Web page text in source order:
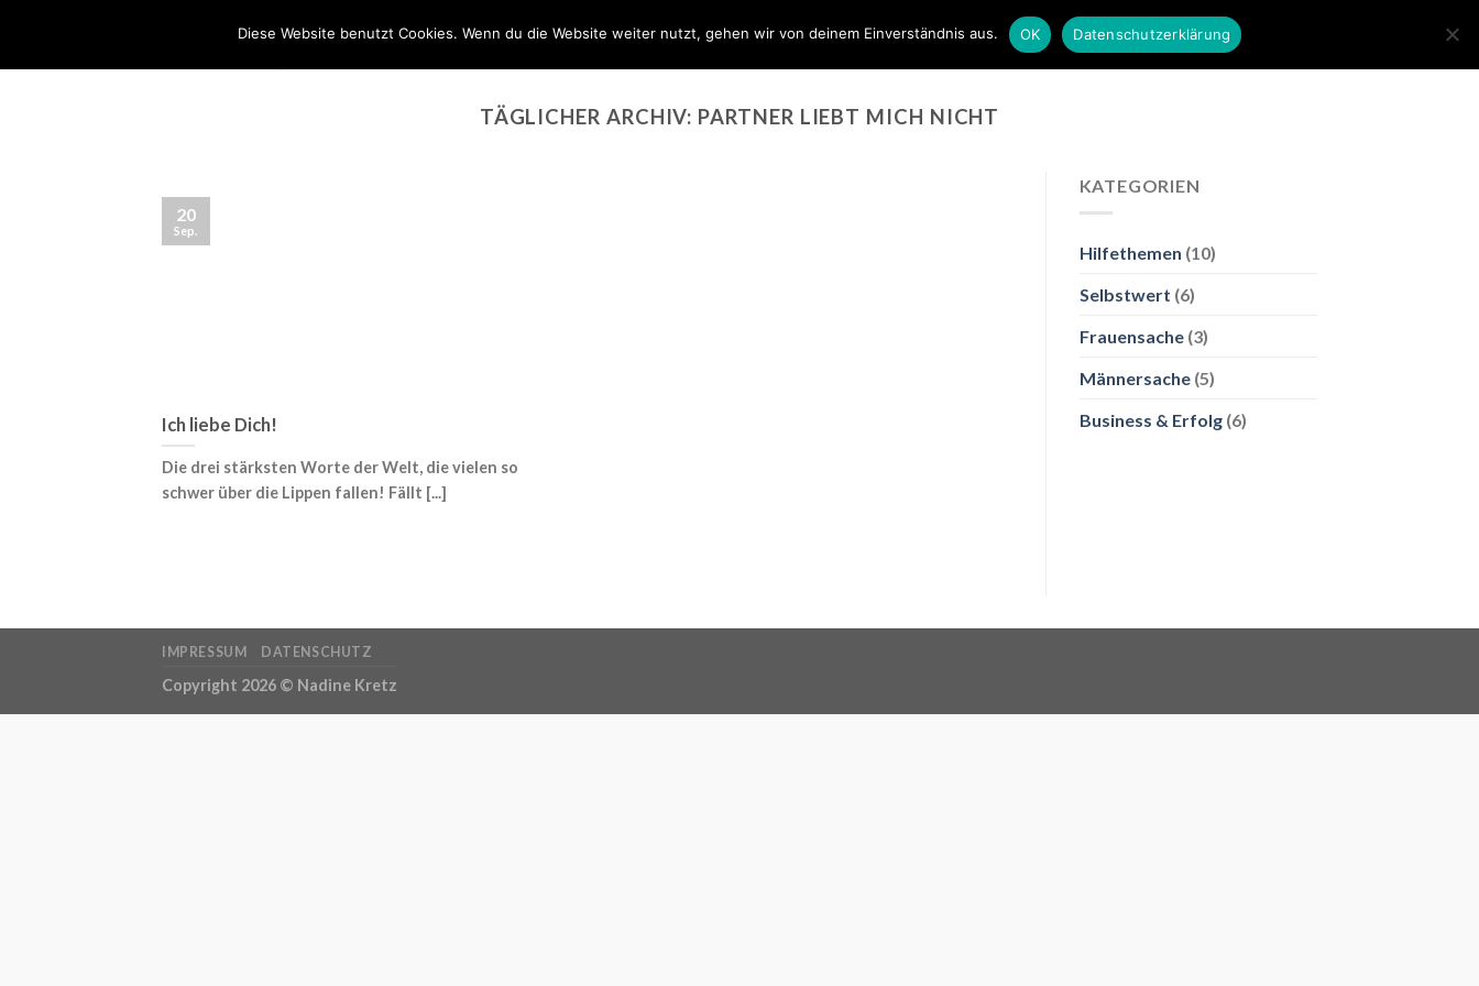
content
BERUFUNG BÜCHER BLOG SHOP TREFFPUNKT ÜBER MICH 🎁 GESCHENK
TÄGLICHER ARCHIV: PARTNER LIEBT MICH NICHT
Ich liebe Dich!
Die drei stärksten Worte der Welt, die vielen so
schwer über die Lippen fallen! Fällt [...]
20
Sep.
KATEGORIEN
Hilfethemen (10)
Selbstwert (6)
Frauensache(3)
Männersache(5)
Business & Erfolg(6)
IMPRESSUM DATENSCHUTZ
Copyright 2026 © Nadine Kretz
Diese Website benutzt Cookies. Wenn du die Website weiter nutzt, gehen wir von deinem Einverständnis aus. OK Datenschutzerklärung